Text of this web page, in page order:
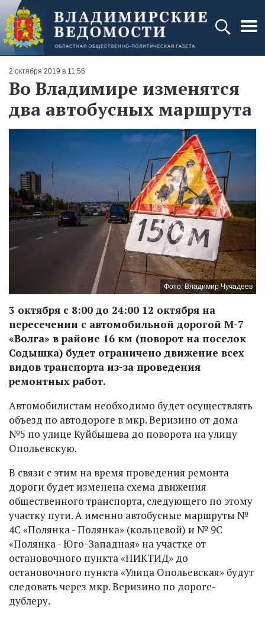
2 октября 2019 в 11:56
Во Владимире изменятся
два автобусных маршрута
Фото: Владимир Чучадеев
3 октября с 8:00 до 24:00 12 октября на
пересечении с автомобильной дорогой М-7
«Волга» в районе 16 км (поворот на поселок
Содышка) будет ограничено движение всех
видов транспорта из-за проведения
ремонтных работ.
Автомобилистам необходимо будет осуществлять
объезд по автодороге в мкр. Веризино от дома
№5 по улице Куйбышева до поворота на улицу
Опольевскую.
В связи с этим на время проведения ремонта
дороги будет изменена схема движения
общественного транспорта, следующего по этому
участку пути. А именно автобусные маршруты №
4С «Полянка - Полянка» (кольцевой) и № 9С
«Полянка - Юго-Западная» на участке от
остановочного пункта «НИКТИД» до
остановочного пункта «Улица Опольевская» будут
следовать через мкр. Веризино по дороге-
дублеру.